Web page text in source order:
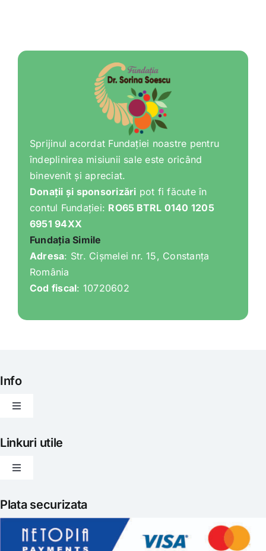
Iubim fructele
Sprijinul acordat Fundației noastre pentru
îndeplinirea misiunii sale este oricând
binevenit și apreciat.
Donații și sponsorizări pot fi făcute în
contul Fundației: RO65 BTRL 0140 1205
6951 94XX
Fundația Simile
Adresa: Str. Cișmelei nr. 15, Constanța
România
Cod fiscal: 10720602
Info
Toggle
Articole
Gatit creativ
Linkuri utile
Toggle
Politica de livrare
Politica de retur
Plata securizata